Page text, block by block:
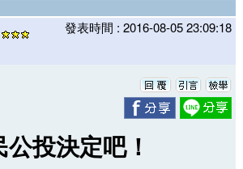
發表時間 : 2016-08-05 23:09:18
投決定吧！